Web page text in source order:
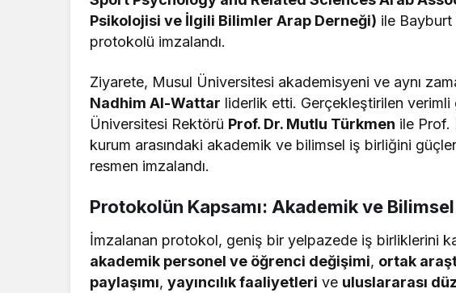
Psikolojisi ve İlgili Bilimler Arap Derneği) ile Bayburt
protokolü imzalandı.
Ziyarete, Musul Üniversitesi akademisyeni ve aynı
Nadhim Al-Wattar liderlik etti. Gerçekleştirilen
Üniversitesi Rektörü Prof. Dr. Mutlu Türkmen ile Prof.
kurum arasındaki akademik ve bilimsel iş birliğini
resmen imzalandı.
Protokolün Kapsamı: Akademik ve
İmzalanan protokol, geniş bir yelpazede iş birliklerini
akademik personel ve öğrenci değişimi, ortak
paylaşımı,yayıncılık faaliyetleri ve uluslararası